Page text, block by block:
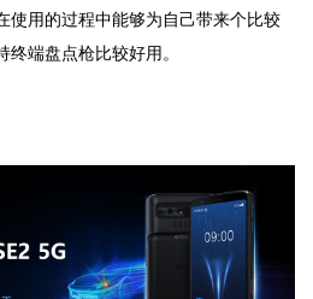
使用的过程中能够为自己带来个比较
端盘点枪比较好用。